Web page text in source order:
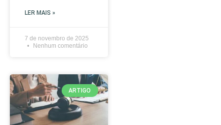
LER MAIS »
7 de novembro de 2025
Nenhum comentário
ARTIGO